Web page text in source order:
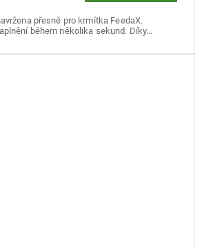
přesně pro krmítka FeedaX.
během několika sekund. Díky...